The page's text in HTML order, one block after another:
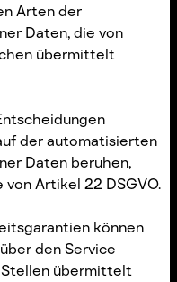
Arten der
Daten, die von
übermittelt
der automatisierten
Daten beruhen,
Artikel 22 DSGVO.
können
den Service
übermittelt